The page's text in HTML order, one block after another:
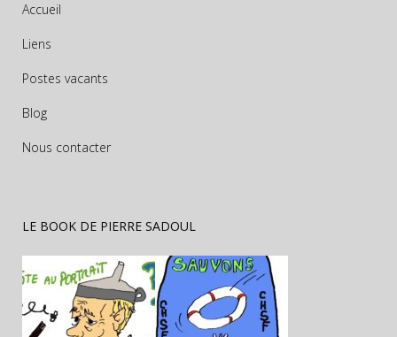
Accueil
Liens
Postes vacants
Blog
Nous contacter
LE BOOK DE PIERRE SADOUL